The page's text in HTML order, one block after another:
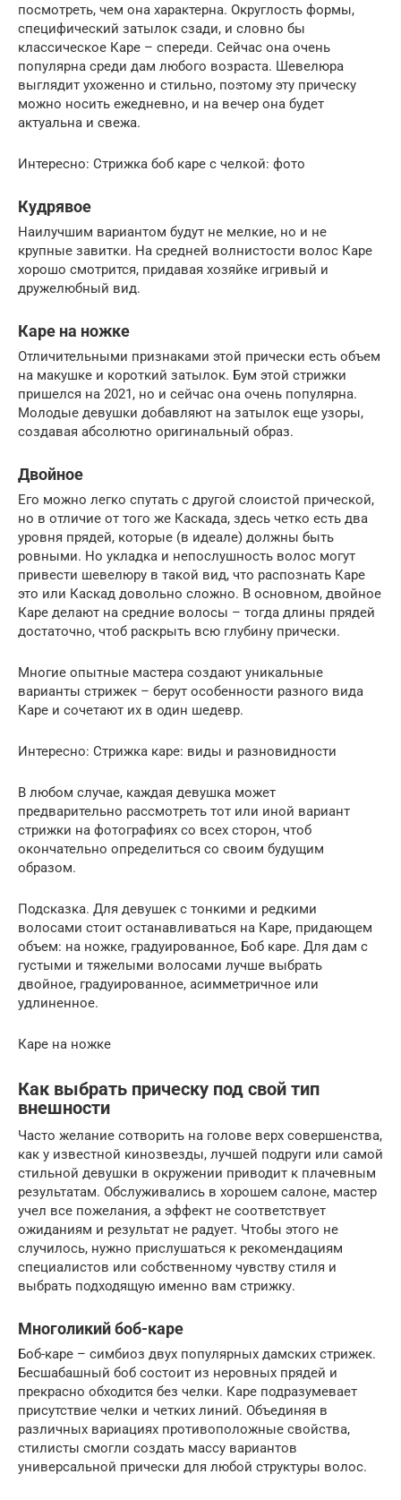
посмотреть, чем она характерна. Округлость формы,
специфический затылок сзади, и словно бы
классическое Каре – спереди. Сейчас она очень
популярна среди дам любого возраста. Шевелюра
выглядит ухоженно и стильно, поэтому эту прическу
можно носить ежедневно, и на вечер она будет
актуальна и свежа.
Интересно: Стрижка боб каре с челкой: фото
Кудрявое
Наилучшим вариантом будут не мелкие, но и не
крупные завитки. На средней волнистости волос Каре
хорошо смотрится, придавая хозяйке игривый и
дружелюбный вид.
Каре на ножке
Отличительными признаками этой прически есть объем
на макушке и короткий затылок. Бум этой стрижки
пришелся на 2021, но и сейчас она очень популярна.
Молодые девушки добавляют на затылок еще узоры,
создавая абсолютно оригинальный образ.
Двойное
Его можно легко спутать с другой слоистой прической,
но в отличие от того же Каскада, здесь четко есть два
уровня прядей, которые (в идеале) должны быть
ровными. Но укладка и непослушность волос могут
привести шевелюру в такой вид, что распознать Каре
это или Каскад довольно сложно. В основном, двойное
Каре делают на средние волосы – тогда длины прядей
достаточно, чтоб раскрыть всю глубину прически.
Многие опытные мастера создают уникальные
варианты стрижек – берут особенности разного вида
Каре и сочетают их в один шедевр.
Интересно: Стрижка каре: виды и разновидности
В любом случае, каждая девушка может
предварительно рассмотреть тот или иной вариант
стрижки на фотографиях со всех сторон, чтоб
окончательно определиться со своим будущим
образом.
Подсказка. Для девушек с тонкими и редкими
волосами стоит останавливаться на Каре, придающем
объем: на ножке, градуированное, Боб каре. Для дам с
густыми и тяжелыми волосами лучше выбрать
двойное, градуированное, асимметричное или
удлиненное.
Каре на ножке
Как выбрать прическу под свой тип
внешности
Часто желание сотворить на голове верх совершенства,
как у известной кинозвезды, лучшей подруги или самой
стильной девушки в окружении приводит к плачевным
результатам. Обслуживались в хорошем салоне, мастер
учел все пожелания, а эффект не соответствует
ожиданиям и результат не радует. Чтобы этого не
случилось, нужно прислушаться к рекомендациям
специалистов или собственному чувству стиля и
выбрать подходящую именно вам стрижку.
Многоликий боб-каре
Боб-каре – симбиоз двух популярных дамских стрижек.
Бесшабашный боб состоит из неровных прядей и
прекрасно обходится без челки. Каре подразумевает
присутствие челки и четких линий. Объединяя в
различных вариациях противоположные свойства,
стилисты смогли создать массу вариантов
универсальной прически для любой структуры волос.